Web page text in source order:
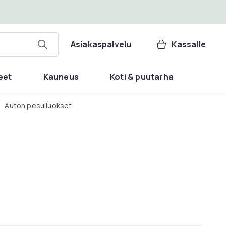
Asiakaspalvelu Kassalle
Kauneus Koti & puutarha
Auton pesuliuokset